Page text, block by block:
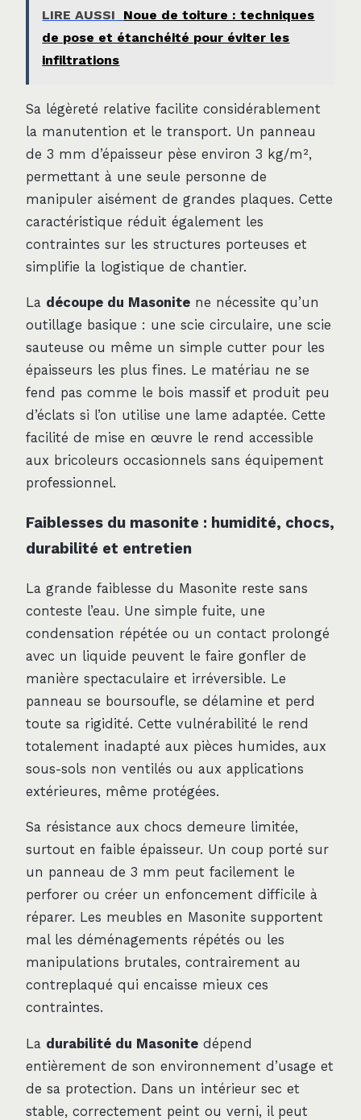
LIRE AUSSI
Noue de toiture : techniques
de pose et étanchéité pour éviter les
infiltrations
Sa légèreté relative facilite considérablement
la manutention et le transport. Un panneau
de 3 mm d’épaisseur pèse environ 3 kg/m²,
permettant à une seule personne de
manipuler aisément de grandes plaques. Cette
caractéristique réduit également les
contraintes sur les structures porteuses et
simplifie la logistique de chantier.
La découpe du Masonite ne nécessite qu’un
outillage basique : une scie circulaire, une scie
sauteuse ou même un simple cutter pour les
épaisseurs les plus fines. Le matériau ne se
fend pas comme le bois massif et produit peu
d’éclats si l’on utilise une lame adaptée. Cette
facilité de mise en œuvre le rend accessible
aux bricoleurs occasionnels sans équipement
professionnel.
Faiblesses du masonite : humidité, chocs,
durabilité et entretien
La grande faiblesse du Masonite reste sans
conteste l’eau. Une simple fuite, une
condensation répétée ou un contact prolongé
avec un liquide peuvent le faire gonfler de
manière spectaculaire et irréversible. Le
panneau se boursoufle, se délamine et perd
toute sa rigidité. Cette vulnérabilité le rend
totalement inadapté aux pièces humides, aux
sous-sols non ventilés ou aux applications
extérieures, même protégées.
Sa résistance aux chocs demeure limitée,
surtout en faible épaisseur. Un coup porté sur
un panneau de 3 mm peut facilement le
perforer ou créer un enfoncement difficile à
réparer. Les meubles en Masonite supportent
mal les déménagements répétés ou les
manipulations brutales, contrairement au
contreplaqué qui encaisse mieux ces
contraintes.
La durabilité du Masonite dépend
entièrement de son environnement d’usage et
de sa protection. Dans un intérieur sec et
stable, correctement peint ou verni, il peut